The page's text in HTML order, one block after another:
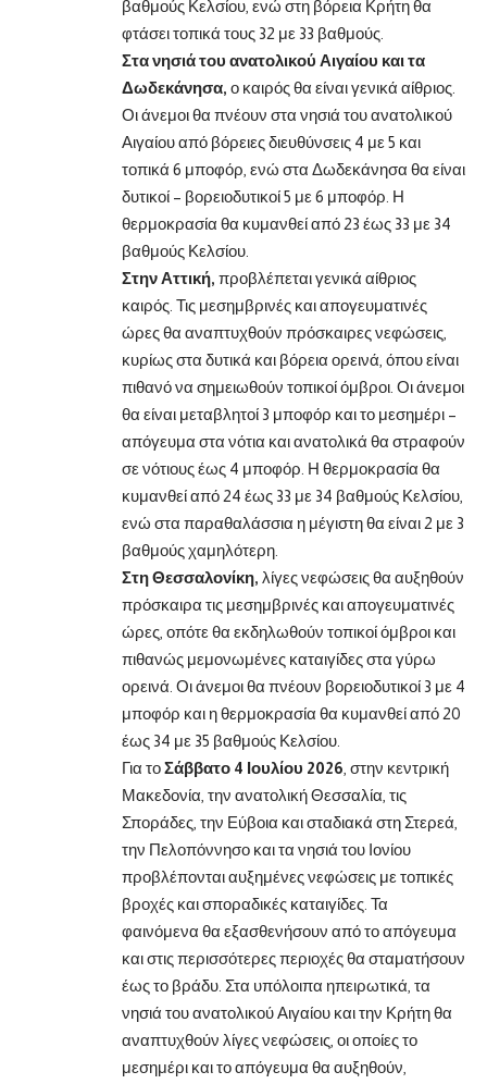
βαθμούς Κελσίου, ενώ στη βόρεια Κρήτη θα
φτάσει τοπικά τους 32 με 33 βαθμούς.
Στα νησιά του ανατολικού Αιγαίου και τα
Δωδεκάνησα, ο καιρός θα είναι γενικά αίθριος.
Οι άνεμοι θα πνέουν στα νησιά του ανατολικού
Αιγαίου από βόρειες διευθύνσεις 4 με 5 και
τοπικά 6 μποφόρ, ενώ στα Δωδεκάνησα θα είναι
δυτικοί – βορειοδυτικοί 5 με 6 μποφόρ. Η
θερμοκρασία θα κυμανθεί από 23 έως 33 με 34
βαθμούς Κελσίου.
Στην Αττική, προβλέπεται γενικά αίθριος
καιρός. Τις μεσημβρινές και απογευματινές
ώρες θα αναπτυχθούν πρόσκαιρες νεφώσεις,
κυρίως στα δυτικά και βόρεια ορεινά, όπου είναι
πιθανό να σημειωθούν τοπικοί όμβροι. Οι άνεμοι
θα είναι μεταβλητοί 3 μποφόρ και το μεσημέρι –
απόγευμα στα νότια και ανατολικά θα στραφούν
σε νότιους έως 4 μποφόρ. Η θερμοκρασία θα
κυμανθεί από 24 έως 33 με 34 βαθμούς Κελσίου,
ενώ στα παραθαλάσσια η μέγιστη θα είναι 2 με 3
βαθμούς χαμηλότερη.
Στη Θεσσαλονίκη, λίγες νεφώσεις θα αυξηθούν
πρόσκαιρα τις μεσημβρινές και απογευματινές
ώρες, οπότε θα εκδηλωθούν τοπικοί όμβροι και
πιθανώς μεμονωμένες καταιγίδες στα γύρω
ορεινά. Οι άνεμοι θα πνέουν βορειοδυτικοί 3 με 4
μποφόρ και η θερμοκρασία θα κυμανθεί από 20
έως 34 με 35 βαθμούς Κελσίου.
Για τοΣάββατο 4 Ιουλίου 2026 , στην κεντρική
Μακεδονία, την ανατολική Θεσσαλία, τις
Σποράδες, την Εύβοια και σταδιακά στη Στερεά,
την Πελοπόννησο και τα νησιά του Ιονίου
προβλέπονται αυξημένες νεφώσεις με τοπικές
βροχές και σποραδικές καταιγίδες. Τα
φαινόμενα θα εξασθενήσουν από το απόγευμα
και στις περισσότερες περιοχές θα σταματήσουν
έως το βράδυ. Στα υπόλοιπα ηπειρωτικά, τα
νησιά του ανατολικού Αιγαίου και την Κρήτη θα
αναπτυχθούν λίγες νεφώσεις, οι οποίες το
μεσημέρι και το απόγευμα θα αυξηθούν,